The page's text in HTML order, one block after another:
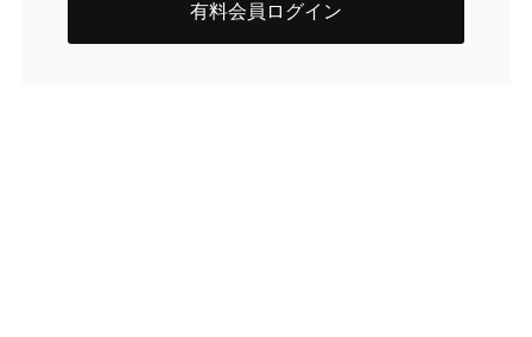
有料会員ログイン